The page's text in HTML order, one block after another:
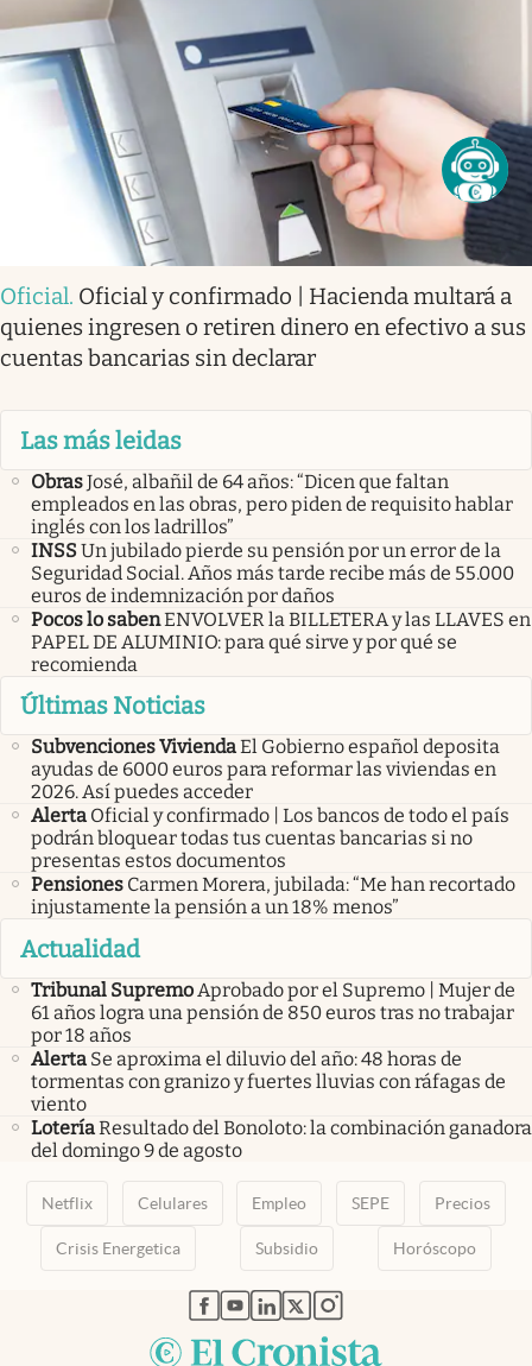
Oficial. Oficial y confirmado | Hacienda multará a
quienes ingresen o retiren dinero en efectivo a sus
cuentas bancarias sin declarar
Las más leidas
ObrasJosé, albañil de 64 años: “Dicen que faltan
empleados en las obras, pero piden de requisito hablar
inglés con los ladrillos”
INSSUn jubilado pierde su pensión por un error de la
Seguridad Social. Años más tarde recibe más de 55.000
euros de indemnización por daños
Pocos lo sabenENVOLVER la BILLETERA y las LLAVES en
PAPEL DE ALUMINIO: para qué sirve y por qué se
recomienda
Últimas Noticias
Subvenciones ViviendaEl Gobierno español deposita
ayudas de 6000 euros para reformar las viviendas en
2026. Así puedes acceder
Alerta Oficial y confirmado | Los bancos de todo el país
podrán bloquear todas tus cuentas bancarias si no
presentas estos documentos
Pensiones Carmen Morera, jubilada: “Me han recortado
injustamente la pensión a un 18% menos”
Actualidad
Tribunal SupremoAprobado por el Supremo | Mujer de
61 años logra una pensión de 850 euros tras no trabajar
por 18 años
Alerta Se aproxima el diluvio del año: 48 horas de
tormentas con granizo y fuertes lluvias con ráfagas de
viento
LoteríaResultado del Bonoloto: la combinación ganadora
del domingo 9 de agosto
Netflix Celulares Empleo SEPE Precios
Crisis Energetica Subsidio Horóscopo
abre en nueva pestaña
abre en nueva pestaña
abre en nueva pestaña
abre en nueva pestaña
abre en nueva pestaña